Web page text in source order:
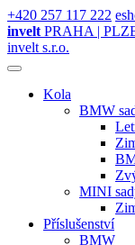
+420 257 117 222
invelt PRAHA |
invelt s.r.o.
Kola
BMW
MINI
Příslušenství
BMW